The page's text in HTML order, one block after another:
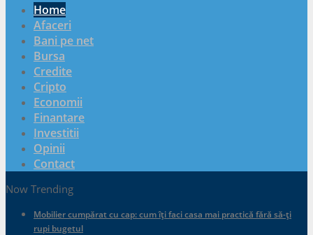
Home
Afaceri
Bani pe net
Bursa
Credite
Cripto
Economii
Finantare
Investitii
Opinii
Contact
Now Trending
Mobilier cumpărat cu cap: cum îți faci casa mai practică fără să-ți
rupi bugetul